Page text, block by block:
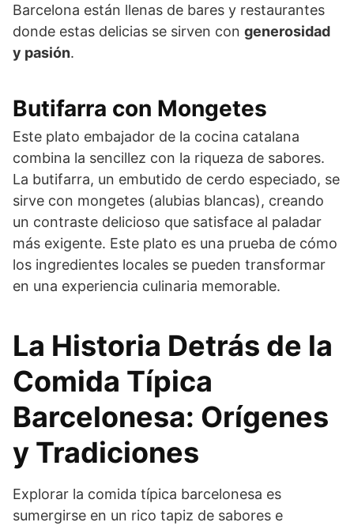
Barcelona están llenas de bares y restaurantes
donde estas delicias se sirven con generosidad
y pasión.
Butifarra con Mongetes
Este plato embajador de la cocina catalana
combina la sencillez con la riqueza de sabores.
La butifarra, un embutido de cerdo especiado, se
sirve con mongetes (alubias blancas), creando
un contraste delicioso que satisface al paladar
más exigente. Este plato es una prueba de cómo
los ingredientes locales se pueden transformar
en una experiencia culinaria memorable.
La Historia Detrás de la
Comida Típica
Barcelonesa: Orígenes
y Tradiciones
Explorar la comida típica barcelonesa es
sumergirse en un rico tapiz de sabores e